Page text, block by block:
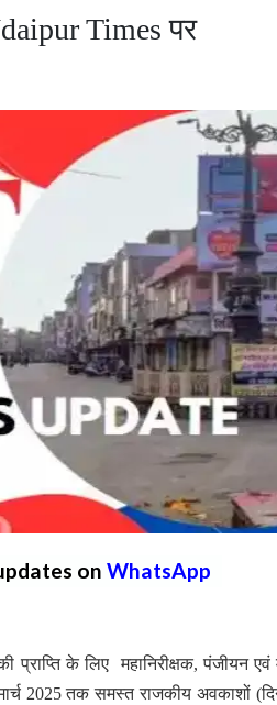
Times पर
on WhatsApp
प्राप्ति के लिए महानिरीक्षक, पंजीयन
2025 तक समस्त राजकीय अवकाशों